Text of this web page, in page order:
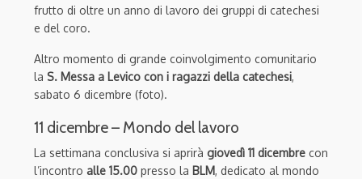
frutto di oltre un anno di lavoro dei gruppi di catechesi
e del coro.
Altro momento di grande coinvolgimento comunitario
la S. Messa a Levico con i ragazzi della catechesi,
sabato 6 dicembre (foto).
11 dicembre – Mondo del lavoro
La settimana conclusiva si aprirà giovedì 11 dicembre con
l’incontro alle 15.00 presso la BLM, dedicato al mondo